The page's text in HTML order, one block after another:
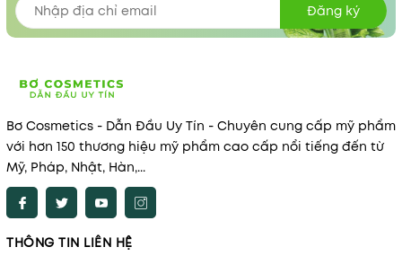
Đăng ký
Bơ Cosmetics - Dẫn Đầu Uy Tín - Chuyên cung cấp mỹ phẩm
với hơn 150 thương hiệu mỹ phẩm cao cấp nổi tiếng đến từ
Mỹ, Pháp, Nhật, Hàn,...
THÔNG TIN LIÊN HỆ